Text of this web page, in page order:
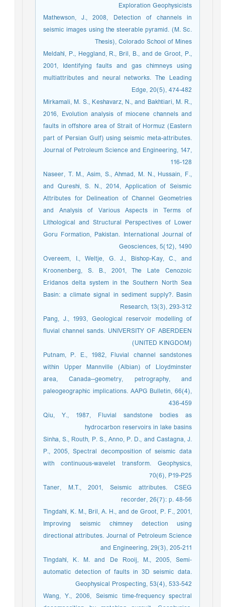
Exploration Geophysicists
Mathewson, J., 2008, Detection of channels in
seismic images using the steerable pyramid. (M. Sc.
Thesis), Colorado School of Mines
Meldahl, P., Heggland, R., Bril, B., and de Groot, P.,
2001, Identifying faults and gas chimneys using
multiattributes and neural networks. The Leading
Edge, 20(5), 474-482
Mirkamali, M. S., Keshavarz, N., and Bakhtiari, M. R.,
2016, Evolution analysis of miocene channels and
faults in offshore area of Strait of Hormuz (Eastern
part of Persian Gulf) using seismic meta-attributes.
Journal of Petroleum Science and Engineering, 147,
116-128
Naseer, T. M., Asim, S., Ahmad, M. N., Hussain, F.,
and Qureshi, S. N., 2014, Application of Seismic
Attributes for Delineation of Channel Geometries
and Analysis of Various Aspects in Terms of
Lithological and Structural Perspectives of Lower
Goru Formation, Pakistan. International Journal of
Geosciences, 5(12), 1490
Overeem, I., Weltje, G. J., Bishop‐Kay, C., and
Kroonenberg, S. B., 2001, The Late Cenozoic
Eridanos delta system in the Southern North Sea
Basin: a climate signal in sediment supply?. Basin
Research, 13(3), 293-312
Pang, J., 1993, Geological reservoir modelling of
fluvial channel sands. UNIVERSITY OF ABERDEEN
(UNITED KINGDOM)
Putnam, P. E., 1982, Fluvial channel sandstones
within Upper Mannville (Albian) of Lloydminster
area, Canada--geometry, petrography, and
paleogeographic implications. AAPG Bulletin, 66(4),
436-459
Qiu, Y., 1987, Fluvial sandstone bodies as
hydrocarbon reservoirs in lake basins
Sinha, S., Routh, P. S., Anno, P. D., and Castagna, J.
P., 2005, Spectral decomposition of seismic data
with continuous-wavelet transform. Geophysics,
70(6), P19-P25
Taner, M.T., 2001, Seismic attributes. CSEG
recorder, 26(7): p. 48-56
Tingdahl, K. M., Bril, A. H., and de Groot, P. F., 2001,
Improving seismic chimney detection using
directional attributes. Journal of Petroleum Science
and Engineering, 29(3), 205-211
Tingdahl, K. M. and De Rooij, M., 2005, Semi‐
automatic detection of faults in 3D seismic data.
Geophysical Prospecting, 53(4), 533-542
Wang, Y., 2006, Seismic time-frequency spectral